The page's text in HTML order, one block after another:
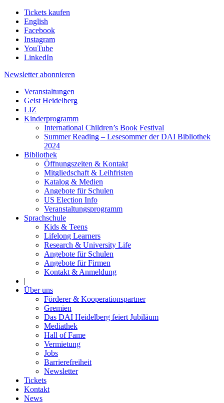
Tickets kaufen
English
Facebook
Instagram
YouTube
LinkedIn
Newsletter abonnieren
Veranstaltungen
Geist Heidelberg
LIZ
Kinderprogramm
International Children’s Book Festival
Summer Reading – Lesesommer der DAI Bibliothek
2024
Bibliothek
Öffnungszeiten & Kontakt
Mitgliedschaft & Leihfristen
Katalog & Medien
Angebote für Schulen
US Election Info
Veranstaltungsprogramm
Sprachschule
Kids & Teens
Lifelong Learners
Research & University Life
Angebote für Schulen
Angebote für Firmen
Kontakt & Anmeldung
|
Über uns
Förderer & Kooperationspartner
Gremien
Das DAI Heidelberg feiert Jubiläum
Mediathek
Hall of Fame
Vermietung
Jobs
Barrierefreiheit
Newsletter
Tickets
Kontakt
News